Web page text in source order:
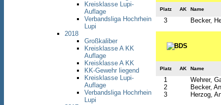
Kreisklasse Lupi-
Auflage
Verbandsliga Hochrhein
Lupi
2018
Großkaliber
Kreisklasse A KK
Auflage
Kreisklasse A KK
KK-Gewehr liegend
Kreisklasse Lupi-
Auflage
Verbandsliga Hochrhein
Lupi
Platz AK Name
3 Becker,
Platz AK Name
1
Wehrer,
2
Becker,
3
Herzog,